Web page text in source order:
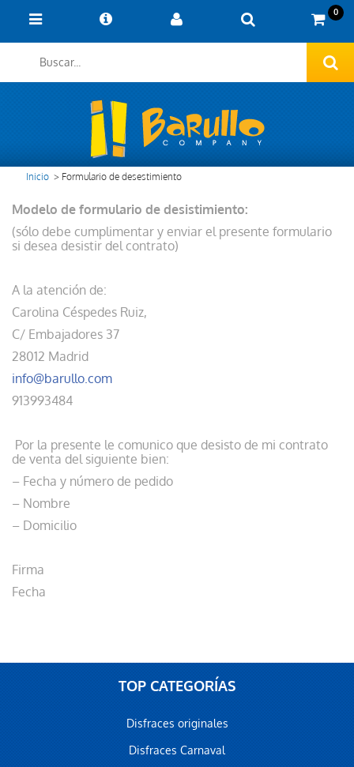
0
Inicio > Formulario de desestimiento
Modelo de formulario de desistimiento:
(sólo debe cumplimentar y enviar el presente formulario
si desea desistir del contrato)
A la atención de:
Carolina Céspedes Ruiz,
C/ Embajadores 37
28012 Madrid
info@barullo.com
913993484
Por la presente le comunico que desisto de mi contrato
de venta del siguiente bien:
– Fecha y número de pedido
– Nombre
– Domicilio
Firma
Fecha
TOP CATEGORÍAS
Disfraces originales
Disfraces Carnaval